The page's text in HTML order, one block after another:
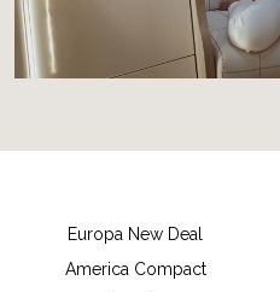
Europa New Deal
America Compact